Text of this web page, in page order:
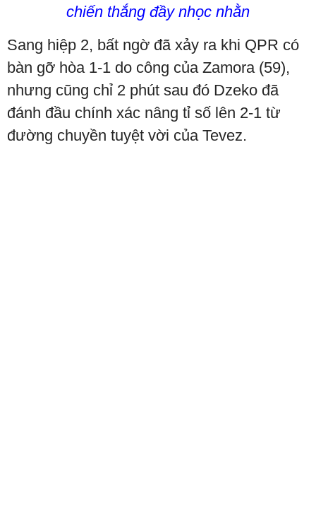
chiến thắng đầy nhọc nhằn
Sang hiệp 2, bất ngờ đã xảy ra khi QPR có
bàn gỡ hòa 1-1 do công của Zamora (59),
nhưng cũng chỉ 2 phút sau đó Dzeko đã
đánh đầu chính xác nâng tỉ số lên 2-1 từ
đường chuyền tuyệt vời của Tevez.